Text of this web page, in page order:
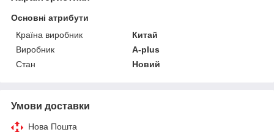
Основні атрибути
Країна виробник
Китай
Виробник
A-plus
Стан
Новий
Умови доставки
Нова Пошта